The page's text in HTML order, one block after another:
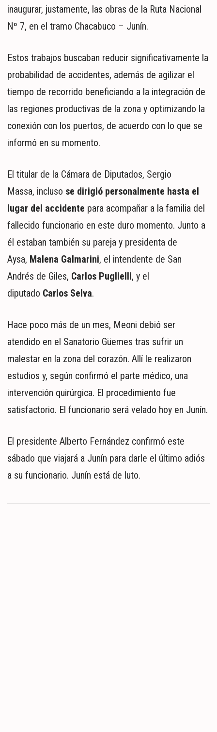
inaugurar, justamente, las obras de la Ruta Nacional
Nº 7, en el tramo Chacabuco – Junín.
Estos trabajos buscaban reducir significativamente la
probabilidad de accidentes, además de agilizar el
tiempo de recorrido beneficiando a la integración de
las regiones productivas de la zona y optimizando la
conexión con los puertos, de acuerdo con lo que se
informó en su momento.
El titular de la Cámara de Diputados, Sergio
Massa, incluso se dirigió personalmente hasta el
lugar del accidente para acompañar a la familia del
fallecido funcionario en este duro momento. Junto a
él estaban también su pareja y presidenta de
Aysa, Malena Galmarini, el intendente de San
Andrés de Giles, Carlos Puglielli, y el
diputado Carlos Selva.
Hace poco más de un mes, Meoni debió ser
atendido en el Sanatorio Güemes tras sufrir un
malestar en la zona del corazón. Allí le realizaron
estudios y, según confirmó el parte médico, una
intervención quirúrgica. El procedimiento fue
satisfactorio. El funcionario será velado hoy en Junín.
El presidente Alberto Fernández confirmó este
sábado que viajará a Junín para darle el último adiós
a su funcionario. Junín está de luto.